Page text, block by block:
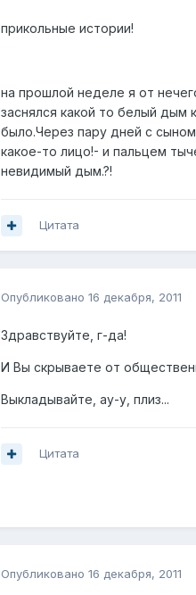
прикольные истории!
на прошлой неделе я от
заснялся какой то белый дым
было.Через пару дней с
какое-то лицо!- и пальцем
невидимый дым.?!
Цитата
Опубликовано 16 декабря, 2011
Здравствуйте, г-да!
И Вы скрываете от
Выкладывайте, ау-у, плиз...
Цитата
Опубликовано 16 декабря, 2011